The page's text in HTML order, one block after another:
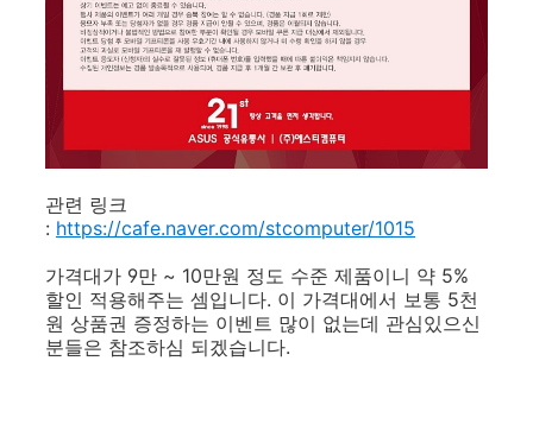
관련 링크
: https://cafe.naver.com/stcomputer/1015
가격대가 9만 ~ 10만원 정도 수준 제품이니 약 5%
할인 적용해주는 셈입니다. 이 가격대에서 보통 5천
원 상품권 증정하는 이벤트 많이 없는데 관심있으신
분들은 참조하심 되겠습니다.